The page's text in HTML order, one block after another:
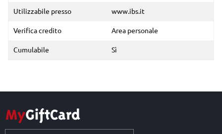
Utilizzabile presso www.ibs.it
Verifica credito Area personale
Cumulabile Sì